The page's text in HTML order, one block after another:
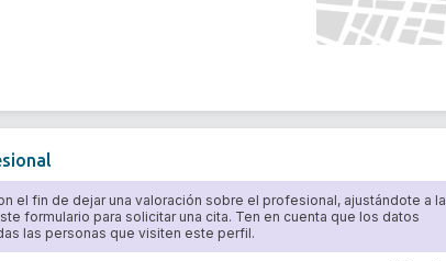
el fin de dejar una valoración sobre el profesional, ajustándote a la
formulario para solicitar una cita. Ten en cuenta que los datos
las personas que visiten este perfil.